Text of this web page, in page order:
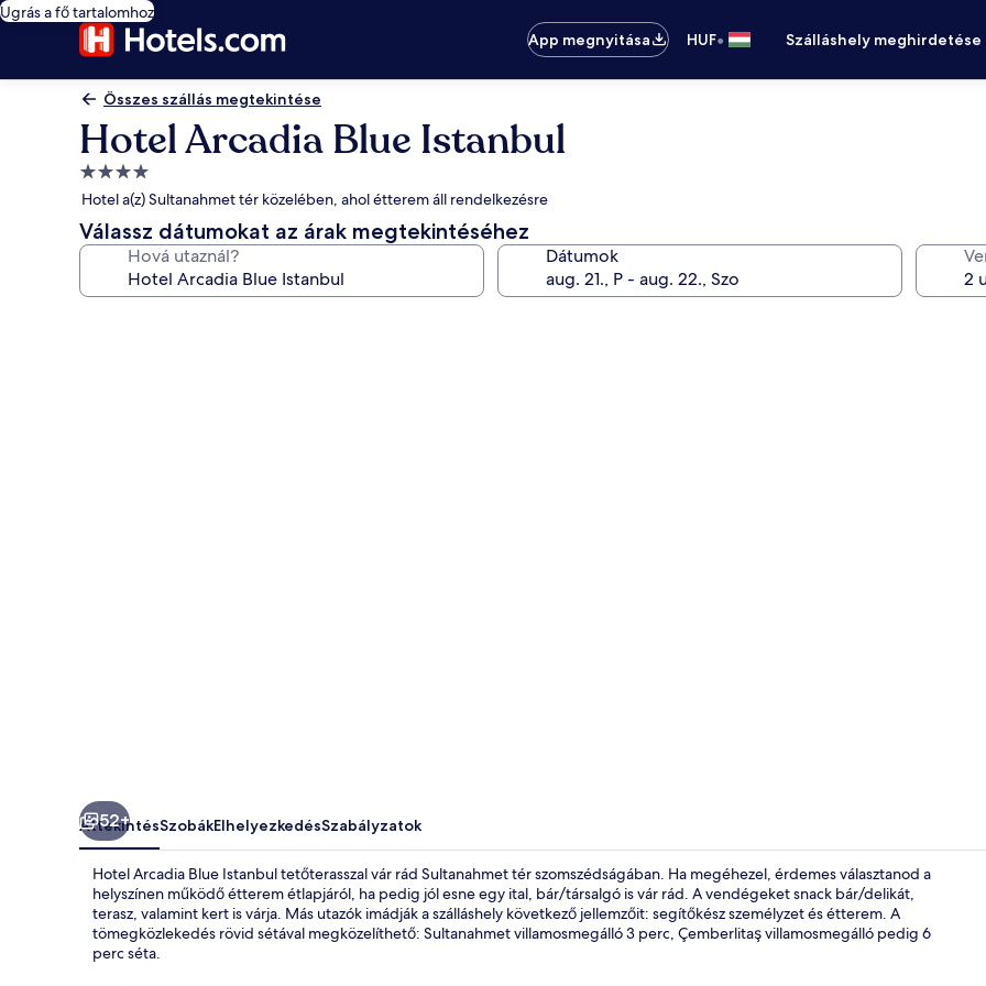
Ugrás a fő tartalomhoz
App megnyitása
HUF• Szálláshely meghirdetése
Összes szállás megtekintése
Hotel Arcadia Blue Istanbul
4.0
csillagos
szálláshely
Hotel a(z) Sultanahmet tér közelében, ahol étterem áll rendelkezésre
Válassz dátumokat az árak megtekintéséhez
Hová utaznál? Dátumok
Standard
52+
ÁttekintésSzobákElhelyezkedésSzabályzatok
Hotel Arcadia Blue Istanbul tetőterasszal vár rád Sultanahmet tér szomszédságában. Ha megéhezel, érdemes választanod a
helyszínen működő étterem étlapjáról, ha pedig jól esne egy ital, bár/társalgó is vár rád. A vendégeket snack bár/delikát,
terasz, valamint kert is várja. Más utazók imádják a szálláshely következő jellemzőit: segítőkész személyzet és étterem. A
tömegközlekedés rövid sétával megközelíthető: Sultanahmet villamosmegálló 3 perc, Çemberlitaş villamosmegálló pedig 6
perc séta.